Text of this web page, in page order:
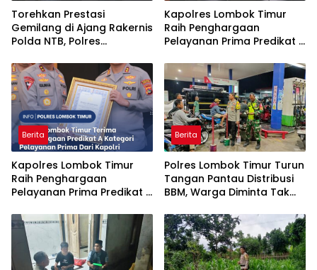
Torehkan Prestasi
Gemilang di Ajang Rakernis
Polda NTB, Polres
Penghargaan Pelayanan
Prima Kapolri
Kapolres Lombok Timur
Raih Penghargaan
Pelayanan Prima Predikat A
Berita
Kapolres Lombok Timur
Raih Penghargaan
Pelayanan Prima Predikat A
Berita
Polres Lombok Timur Turun
Tangan Pantau Distribusi
BBM, Warga Diminta Tak